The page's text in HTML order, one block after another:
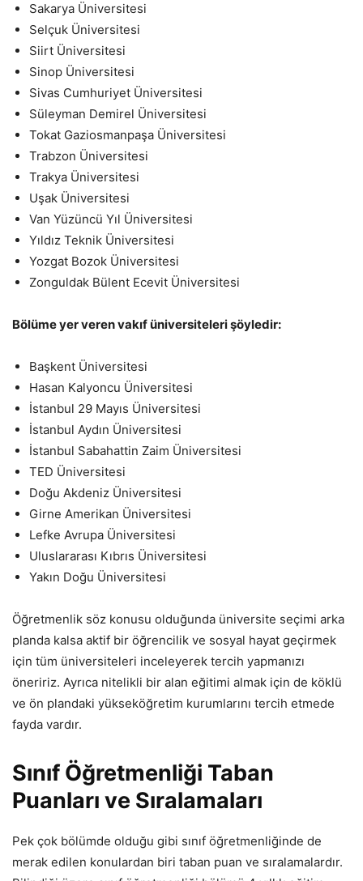
Sakarya Üniversitesi
Selçuk Üniversitesi
Siirt Üniversitesi
Sinop Üniversitesi
Sivas Cumhuriyet Üniversitesi
Süleyman Demirel Üniversitesi
Tokat Gaziosmanpaşa Üniversitesi
Trabzon Üniversitesi
Trakya Üniversitesi
Uşak Üniversitesi
Van Yüzüncü Yıl Üniversitesi
Yıldız Teknik Üniversitesi
Yozgat Bozok Üniversitesi
Zonguldak Bülent Ecevit Üniversitesi
Bölüme yer veren vakıf üniversiteleri şöyledir:
Başkent Üniversitesi
Hasan Kalyoncu Üniversitesi
İstanbul 29 Mayıs Üniversitesi
İstanbul Aydın Üniversitesi
İstanbul Sabahattin Zaim Üniversitesi
TED Üniversitesi
Doğu Akdeniz Üniversitesi
Girne Amerikan Üniversitesi
Lefke Avrupa Üniversitesi
Uluslararası Kıbrıs Üniversitesi
Yakın Doğu Üniversitesi
Öğretmenlik söz konusu olduğunda üniversite seçimi arka
planda kalsa aktif bir öğrencilik ve sosyal hayat geçirmek
için tüm üniversiteleri inceleyerek tercih yapmanızı
öneririz. Ayrıca nitelikli bir alan eğitimi almak için de köklü
ve ön plandaki yükseköğretim kurumlarını tercih etmede
fayda vardır.
Sınıf Öğretmenliği Taban
Puanları ve Sıralamaları
Pek çok bölümde olduğu gibi sınıf öğretmenliğinde de
merak edilen konulardan biri taban puan ve sıralamalardır.